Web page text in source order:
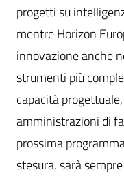
progetti su
mentre Horizon
innovazione anche
strumenti più
capacità
amministrazioni di
prossima
stesura, sarà